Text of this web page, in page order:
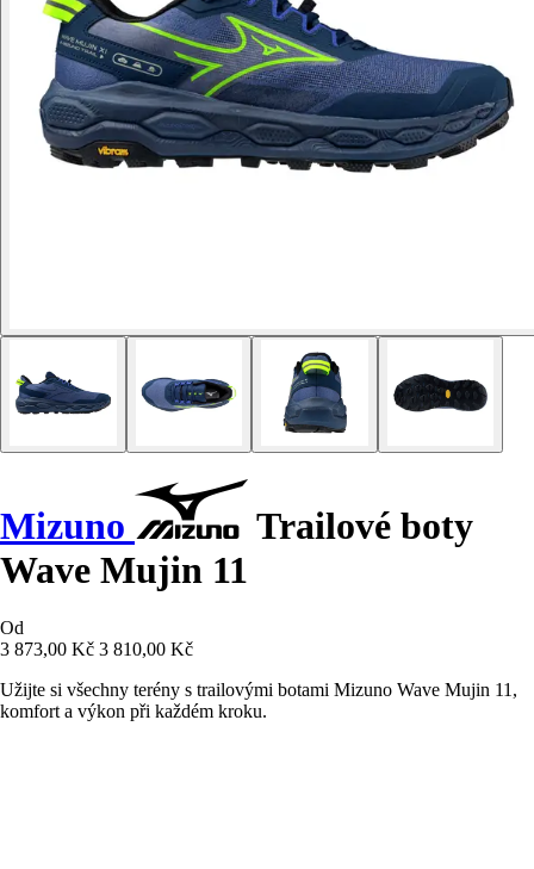
Mizuno
Trailové boty
Wave Mujin 11
Od
3 873,00 Kč 3 810,00 Kč
Užijte si všechny terény s trailovými botami Mizuno Wave Mujin 11,
komfort a výkon při každém kroku.